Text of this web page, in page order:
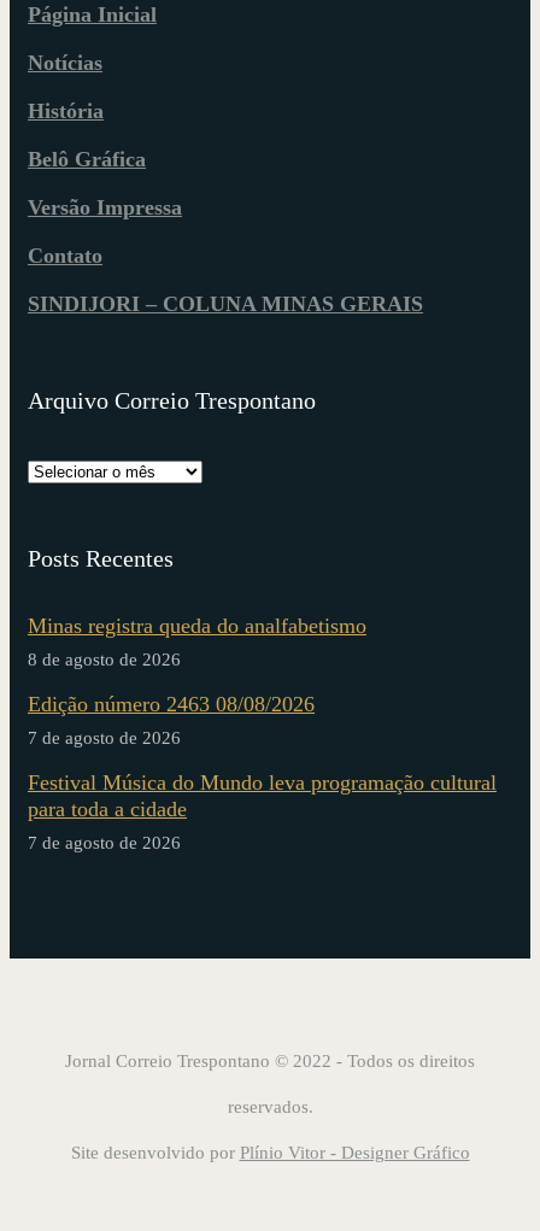
Página Inicial
Notícias
História
Belô Gráfica
Versão Impressa
Contato
SINDIJORI – COLUNA MINAS GERAIS
Arquivo Correio Trespontano
Posts Recentes
Minas registra queda do analfabetismo
8 de agosto de 2026
Edição número 2463 08/08/2026
7 de agosto de 2026
Festival Música do Mundo leva programação cultural
para toda a cidade
7 de agosto de 2026
Jornal Correio Trespontano © 2022 - Todos os direitos
reservados.
Site desenvolvido por Plínio Vitor - Designer Gráfico